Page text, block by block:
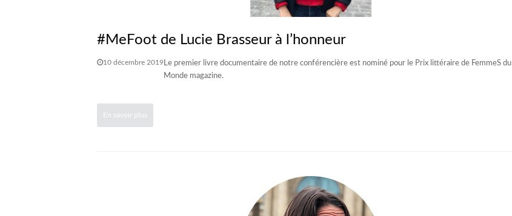
#MeFoot de Lucie Brasseur à l’honneur
10 décembre 2019 Le premier livre documentaire de notre conférencière est nominé pour le Prix littéraire de FemmeS du
Monde magazine.
En savoir plus